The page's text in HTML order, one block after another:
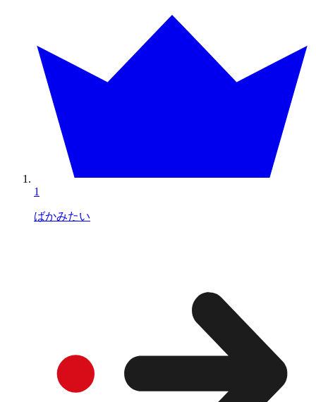
1
ばかみたい